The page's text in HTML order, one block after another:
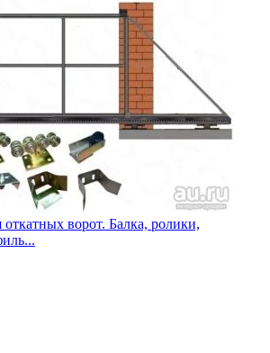
ворот. Балка, ролики,